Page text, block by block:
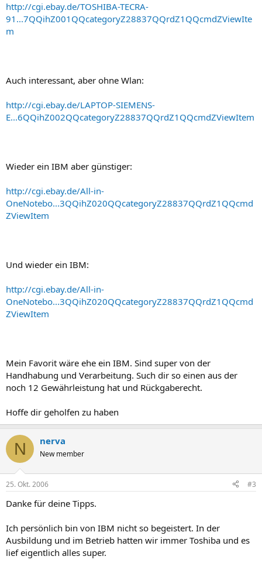
http://cgi.ebay.de/TOSHIBA-TECRA-
91...7QQihZ001QQcategoryZ28837QQrdZ1QQcmdZViewIte
m
Auch interessant, aber ohne Wlan:
http://cgi.ebay.de/LAPTOP-SIEMENS-
E...6QQihZ002QQcategoryZ28837QQrdZ1QQcmdZViewItem
Wieder ein IBM aber günstiger:
http://cgi.ebay.de/All-in-
OneNotebo...3QQihZ020QQcategoryZ28837QQrdZ1QQcmd
ZViewItem
Und wieder ein IBM:
http://cgi.ebay.de/All-in-
OneNotebo...3QQihZ020QQcategoryZ28837QQrdZ1QQcmd
ZViewItem
Mein Favorit wäre ehe ein IBM. Sind super von der
Handhabung und Verarbeitung. Such dir so einen aus der
noch 12 Gewährleistung hat und Rückgaberecht.
Hoffe dir geholfen zu haben
N nerva
New member
25. Okt. 2006 #3
Danke für deine Tipps.
Ich persönlich bin von IBM nicht so begeistert. In der
Ausbildung und im Betrieb hatten wir immer Toshiba und es
lief eigentlich alles super.